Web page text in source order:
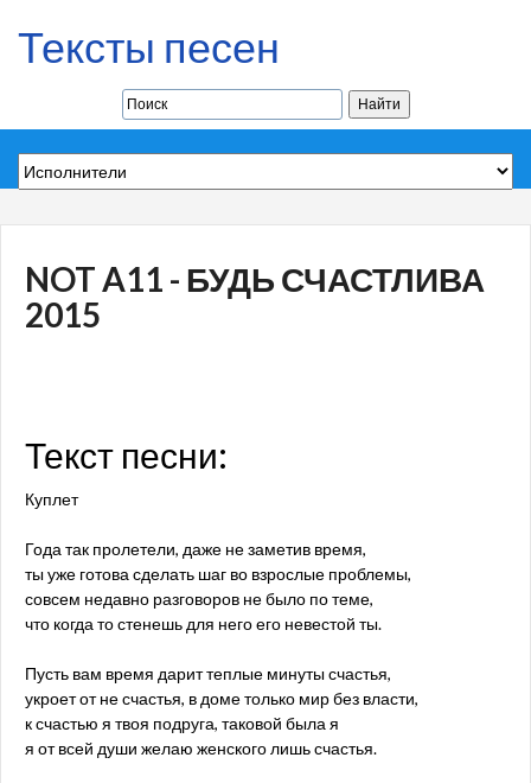
Тексты песен
NOT A11 - БУДЬ СЧАСТЛИВА
2015
Текст песни:
Куплет
Года так пролетели, даже не заметив время,
ты уже готова сделать шаг во взрослые проблемы,
совсем недавно разговоров не было по теме,
что когда то стенешь для него его невестой ты.
Пусть вам время дарит теплые минуты счастья,
укроет от не счастья, в доме только мир без власти,
к счастью я твоя подруга, таковой была я
я от всей души желаю женского лишь счастья.